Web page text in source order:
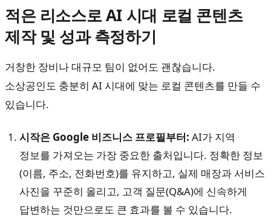
적은 리소스로 AI 시대 로컬 콘텐츠
제작 및 성과 측정하기
거창한 장비나 대규모 팀이 없어도 괜찮습니다.
소상공인도 충분히 AI 시대에 맞는 로컬 콘텐츠를 만들 수
있습니다.
시작은 Google 비즈니스 프로필부터: AI가 지역
정보를 가져오는 가장 중요한 출처입니다. 정확한 정보
(이름, 주소, 전화번호)를 유지하고, 실제 매장과 서비스
사진을 꾸준히 올리고, 고객 질문(Q&A)에 신속하게
답변하는 것만으로도 큰 효과를 볼 수 있습니다.